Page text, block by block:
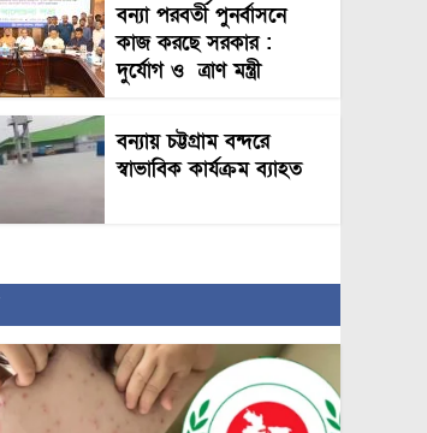
বন্যা পরবর্তী পুনর্বাসনে
কাজ করছে সরকার :
দুর্যোগ ও ত্রাণ মন্ত্রী
বন্যায় চট্টগ্রাম বন্দরে
স্বাভাবিক কার্যক্রম ব্যাহত